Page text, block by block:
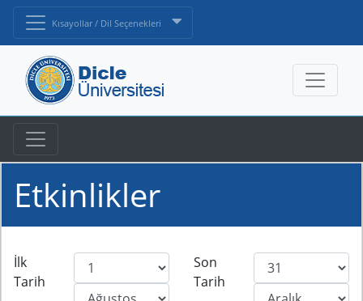
Kısayollar / Dil Seçenekleri
Etkinlikler
İlk
Tarih
Son
Tarih